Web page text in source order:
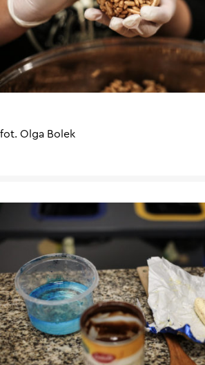
fot. Olga Bolek